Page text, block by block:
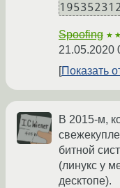
Spoofing
21.05.2020
Показать
В 2015-м,
битной
(линукс у
десктопе).